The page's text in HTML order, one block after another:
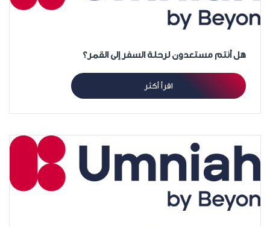
هل أنتم مستعدون لرحلة السفر إلى القمر؟
اقرأ أكثر